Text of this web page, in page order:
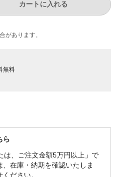
カートに入れる
が​あります。
無料
ら
は、ご注文金額5万円以上」で
在庫・納期を確認いたしま
ださい。